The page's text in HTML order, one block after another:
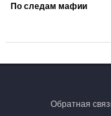
По следам мафии
Обратная